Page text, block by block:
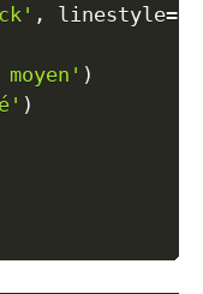
, linestyle=
moyen' )
)